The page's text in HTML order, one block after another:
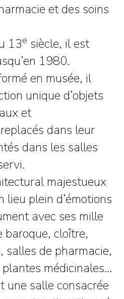
et des soins
13e siècle, il est
1980.
en musée, il
unique d’objets
et
dans leur
dans les salles
majestueux
plein d’émotions
avec ses mille
cloître,
salles de pharmacie,
médicinales…
une salle consacrée